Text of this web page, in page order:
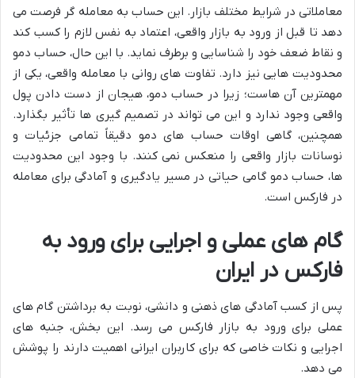
معاملاتی در شرایط مختلف بازار. این حساب به معامله گر فرصت می
دهد تا قبل از ورود به بازار واقعی، اعتماد به نفس لازم را کسب کند
و نقاط ضعف خود را شناسایی و برطرف نماید. با این حال، حساب دمو
محدودیت هایی نیز دارد. تفاوت های روانی با معامله واقعی، یکی از
مهمترین آن هاست؛ زیرا در حساب دمو، هیجان از دست دادن پول
واقعی وجود ندارد و این می تواند در تصمیم گیری ها تأثیر بگذارد.
همچنین، گاهی اوقات حساب های دمو دقیقاً تمامی جزئیات و
نوسانات بازار واقعی را منعکس نمی کنند. با وجود این محدودیت
ها، حساب دمو گامی حیاتی در مسیر یادگیری و آمادگی برای معامله
در فارکس است.
گام های عملی و اجرایی برای ورود به
فارکس در ایران
پس از کسب آمادگی های ذهنی و دانشی، نوبت به برداشتن گام های
عملی برای ورود به بازار فارکس می رسد. این بخش، جنبه های
اجرایی و نکات خاصی که برای کاربران ایرانی اهمیت دارند را پوشش
می دهد.